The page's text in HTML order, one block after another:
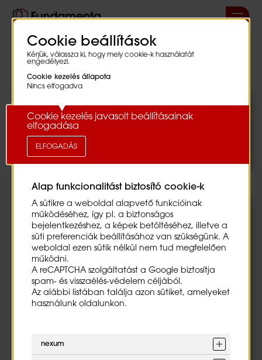
Cookie beállítások
Kérjük, válassza ki, hogy mely cookie-k használatát
engedélyezi.
Cookie kezelés állapota
Nincs elfogadva
Cookie kezelés javasolt beállításainak
elfogadása
ELFOGADÁS
Alap funkcionalitást biztosító cookie-k
A sütikre a weboldal alapvető funkcióinak
működéséhez, így pl. a biztonságos
bejelentkezéshez, a képek betöltéséhez, illetve a
süti preferenciák beállításához van szükségünk. A
weboldal ezen sütik nélkül nem tud megfelelően
működni.
A reCAPTCHA szolgáltatást a Google biztosítja
spam- és visszaélés-védelem céljából.
Az alábbi listában találja azon sütiket, amelyeket
használunk oldalunkon.
nexum
Állásajánlatok
Szövegbevitel
hatására
frissülni
fog
pozíciók
listája.
A
jelölőnégyzetek
frissülni
pozíciók
listája.
Könyvelő
könyvelési feladatok ellátása (bejövő és kimenő
számlák, bankkivonatok, készpénzes elszámolások,
kártyás vásárlások, elszámolásra adott előlegek,
egyéb gazdasági események) főkönyvi és analitikus
nyilvántartások vezetése és ellenőrzése tárgyi
eszközökkel és immateriális javakkal kapcsolatos
számviteli, könyvelési feladatok elvégzése részvétel
Részletek